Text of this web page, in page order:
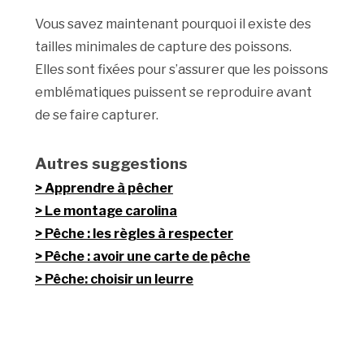
Vous savez maintenant pourquoi il existe des
tailles minimales de capture des poissons.
Elles sont fixées pour s’assurer que les poissons
emblématiques puissent se reproduire avant
de se faire capturer.
Autres suggestions
Apprendre à pêcher
Le montage carolina
Pêche : les règles à respecter
Pêche : avoir une carte de pêche
Pêche: choisir un leurre